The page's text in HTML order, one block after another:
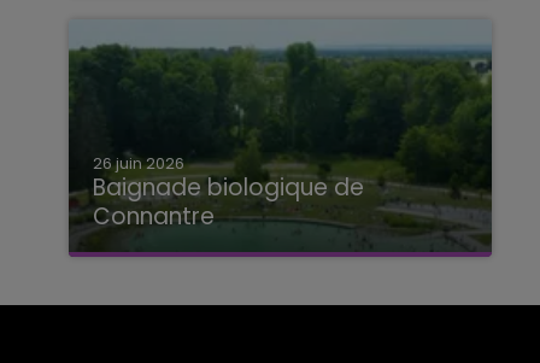
26 juin 2026
Baignade biologique de
Connantre
Baignade biologique de Connantre